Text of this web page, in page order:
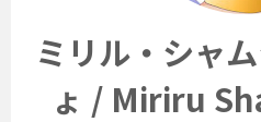
ミリル・シャ
ょ / Miriru